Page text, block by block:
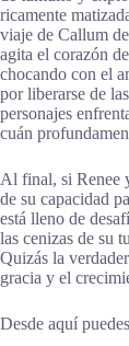
ricamente
viaje de Callum
agita el corazón
chocando con el
por liberarse de
personajes
cuán
Al final, si Renee
de su capacidad
está lleno de
las cenizas de su
Quizás la
gracia y el
Desde aquí